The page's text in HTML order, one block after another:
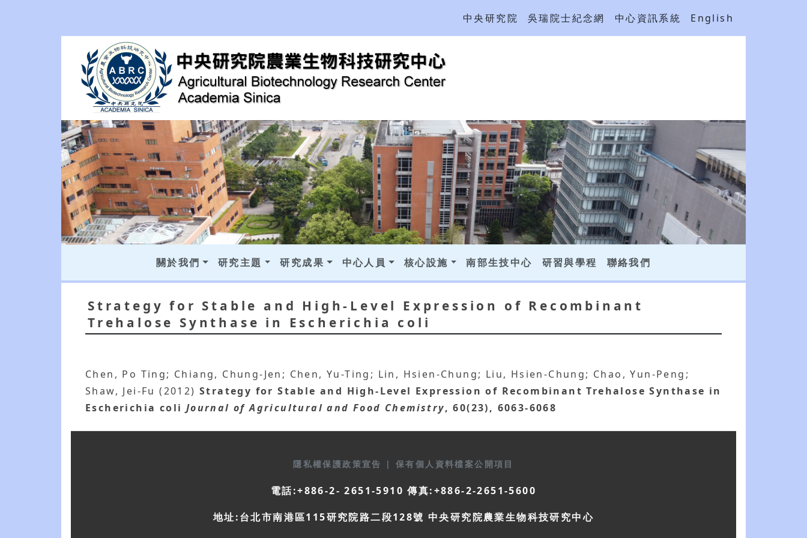
中央研究院 吳瑞院士紀念網 中心資訊系統 English
關於我們 研究主題 研究成果 中心人員 核心設施 南部生技中心 研習與學程 聯絡我們
Strategy for Stable and High-Level Expression of Recombinant
Trehalose Synthase in Escherichia coli
Chen, Po Ting; Chiang, Chung-Jen; Chen, Yu-Ting; Lin, Hsien-Chung; Liu, Hsien-Chung; Chao, Yun-Peng;
Shaw, Jei-Fu (2012) Strategy for Stable and High-Level Expression of Recombinant Trehalose Synthase in
Escherichia coli Journal of Agricultural and Food Chemistry, 60(23), 6063-6068
隱私權保護政策宣告 | 保有個人資料檔案公開項目
電話:+886-2- 2651-5910 傳真:+886-2-2651-5600
地址:台北市南港區115研究院路二段128號 中央研究院農業生物科技研究中心